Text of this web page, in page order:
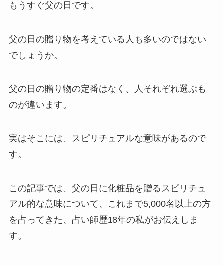
もうすぐ父の日です。
父の日の贈り物を考えている人も多いのではない
でしょうか。
父の日の贈り物の定番はなく、人それぞれ選ぶも
のが違います。
実はそこには、スピリチュアルな意味があるので
す。
この記事では、父の日に化粧品を贈るスピリチュ
アル的な意味について、これまで5,000名以上の方
を占ってきた、占い師歴18年の私がお伝えしま
す。